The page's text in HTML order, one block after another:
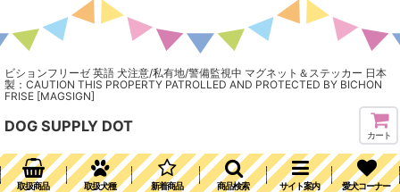
ビションフリーゼ 英語 犬注意/私有地/警備監視中 マグネット＆ステッカー 日本
製：CAUTION THIS PROPERTY PATROLLED AND PROTECTED BY BICHON
FRISE [MAGSIGN]
DOG SUPPLY DOT
カート
取扱商品 取扱犬種 新着商品 商品検索 サイト案内 愛犬コーナー